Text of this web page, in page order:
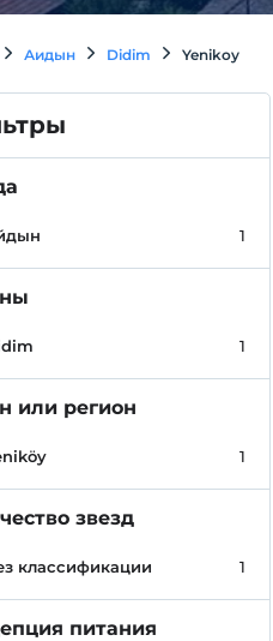
Аидын Didim Yenikoy
1
1
или регион
1
звезд
классификации 1
питания